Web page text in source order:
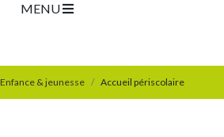
MENU
Enfance & jeunesse Accueil périscolaire